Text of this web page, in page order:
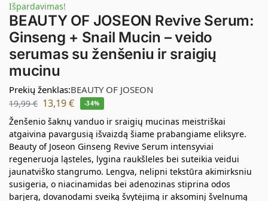
Išpardavimas!
BEAUTY OF JOSEON Revive Serum:
Ginseng + Snail Mucin – veido
serumas su ženšeniu ir sraigių
mucinu
Prekių ženklas:BEAUTY OF JOSEON
19,99€ 13,19€ -34%
Ženšenio šaknų vanduo ir sraigių mucinas meistriškai
atgaivina pavargusią išvaizdą šiame prabangiame eliksyre.
Beauty of Joseon Ginseng Revive Serum intensyviai
regeneruoja ląsteles, lygina raukšleles bei suteikia veidui
jaunatviško stangrumo. Lengva, nelipni tekstūra akimirksniu
susigeria, o niacinamidas bei adenozinas stiprina odos
barjerą, dovanodami sveiką švytėjimą ir aksominį švelnumą